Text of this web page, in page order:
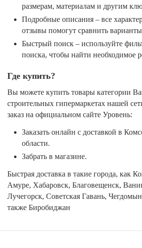
размерам, материалам и другим
Подробные описания – все
отзывы помогут сравнить
Быстрый поиск – используйте
поиска, чтобы найти необходимое
Где купить?
Вы можете купить товары категории
строительных гипермаркетах нашей
заказ на официальном сайте Уровень:
Заказать онлайн с доставкой в
области.
Забрать в магазине.
Быстрая доставка в такие города, как
Амуре, Хабаровск, Благовещенск,
Лучегорск, Советская Гавань,
также Биробиджан